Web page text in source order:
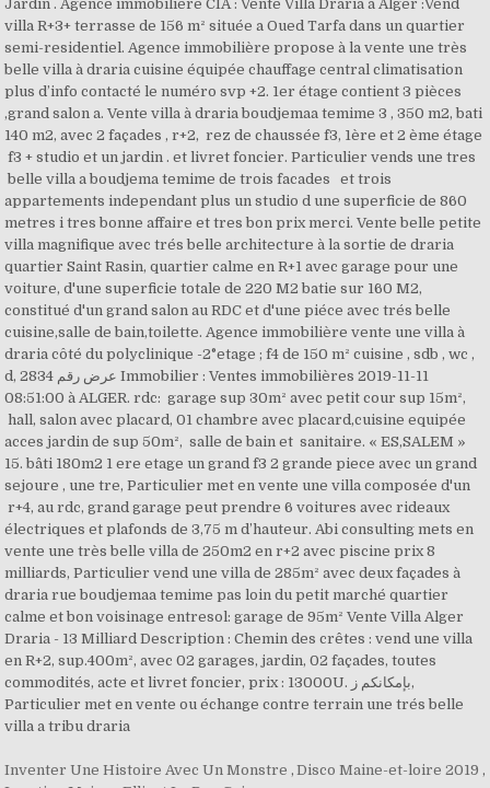
Inventer Une Histoire Avec Un Monstre , Disco Maine-et-loire 2019 ,